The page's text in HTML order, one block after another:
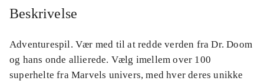
Beskrivelse
Adventurespil. Vær med til at redde verden fra Dr. Doom
og hans onde allierede. Vælg imellem over 100
superhelte fra Marvels univers, med hver deres unikke